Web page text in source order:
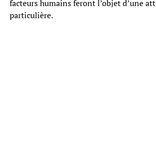
facteurs humains feront l’objet d’une
particulière.